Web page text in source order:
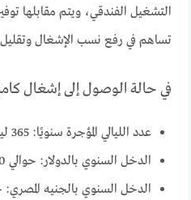
التشغيل الفندقي، ويتم مقابلها
تساهم في رفع نسب الإشغال
في حالة الوصول إلى إشغال كامل
عدد الليالي المؤجرة سنويًا: 365 ليلة
الدخل السنوي بالدولار: حوالي 54,750 دولار
الدخل السنوي بالجنيه المصري: حوالي